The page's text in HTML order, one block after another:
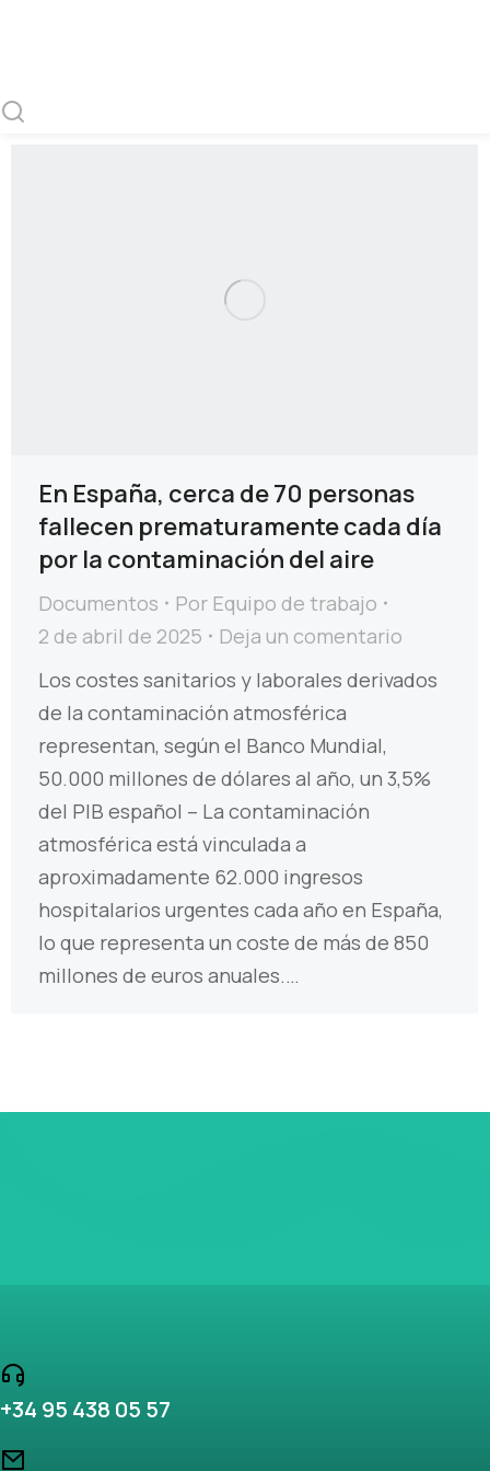
En España, cerca de 70 personas
fallecen prematuramente cada día
por la contaminación del aire
Documentos Por Equipo de trabajo
2 de abril de 2025
Deja un comentario
Los costes sanitarios y laborales derivados
de la contaminación atmosférica
representan, según el Banco Mundial,
50.000 millones de dólares al año, un 3,5%
del PIB español – La contaminación
atmosférica está vinculada a
aproximadamente 62.000 ingresos
hospitalarios urgentes cada año en España,
lo que representa un coste de más de 850
millones de euros anuales.…
+34 95 438 05 57